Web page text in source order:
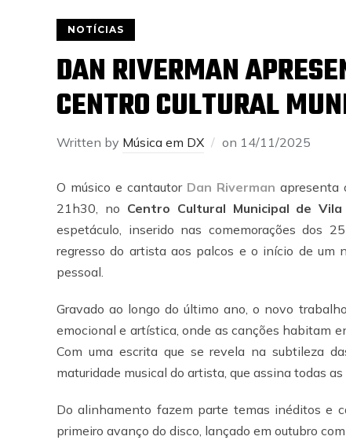
NOTÍCIAS
DAN RIVERMAN
CENTRO CULTURAL
Written by Música em DX on 14/11/2025
O músico e cantautor Dan Riverman apresenta
21h30, no Centro Cultural Municipal de
espetáculo, inserido nas comemorações dos
regresso do artista aos palcos e o início de um
pessoal.
Gravado ao longo do último ano, o novo
emocional e artística, onde as canções habitam
Com uma escrita que se revela na subtileza
maturidade musical do artista, que assina todas
Do alinhamento fazem parte temas inéditos e
primeiro avanço do disco, lançado em outubro